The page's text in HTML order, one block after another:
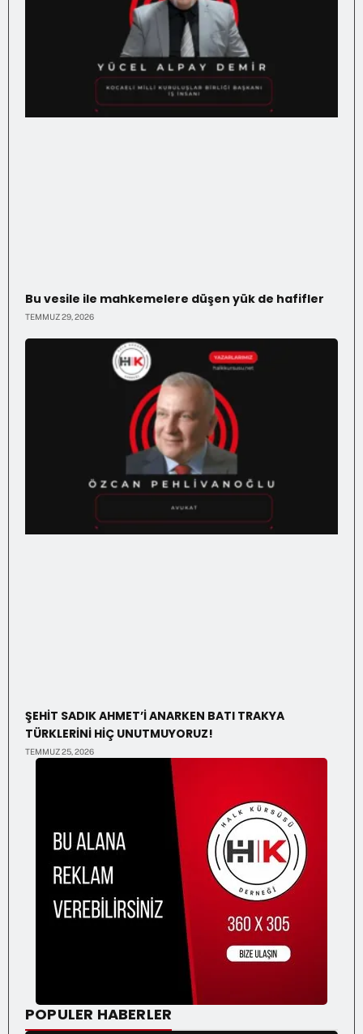
Bu vesile ile mahkemelere düşen yük de hafifler
TEMMUZ 29, 2026
ŞEHİT SADIK AHMET’İ ANARKEN BATI TRAKYA
TÜRKLERİNİ HİÇ UNUTMUYORUZ!
TEMMUZ 25, 2026
POPULER HABERLER